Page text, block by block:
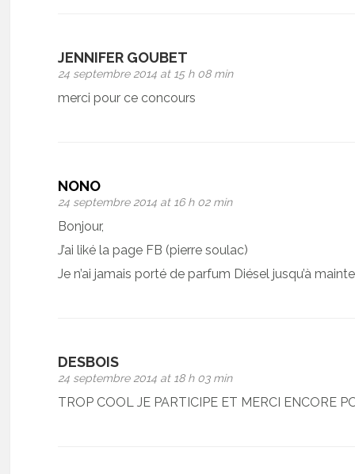
JENNIFER GOUBET
24 septembre 2014 at 15 h 08 min
merci pour ce concours
NONO
24 septembre 2014 at 16 h 02 min
Bonjour,
J’ai liké la page FB (pierre soulac)
Je n’ai jamais porté de parfum Diésel jusqu’à
DESBOIS
24 septembre 2014 at 18 h 03 min
TROP COOL JE PARTICIPE ET MERCI ENCORE